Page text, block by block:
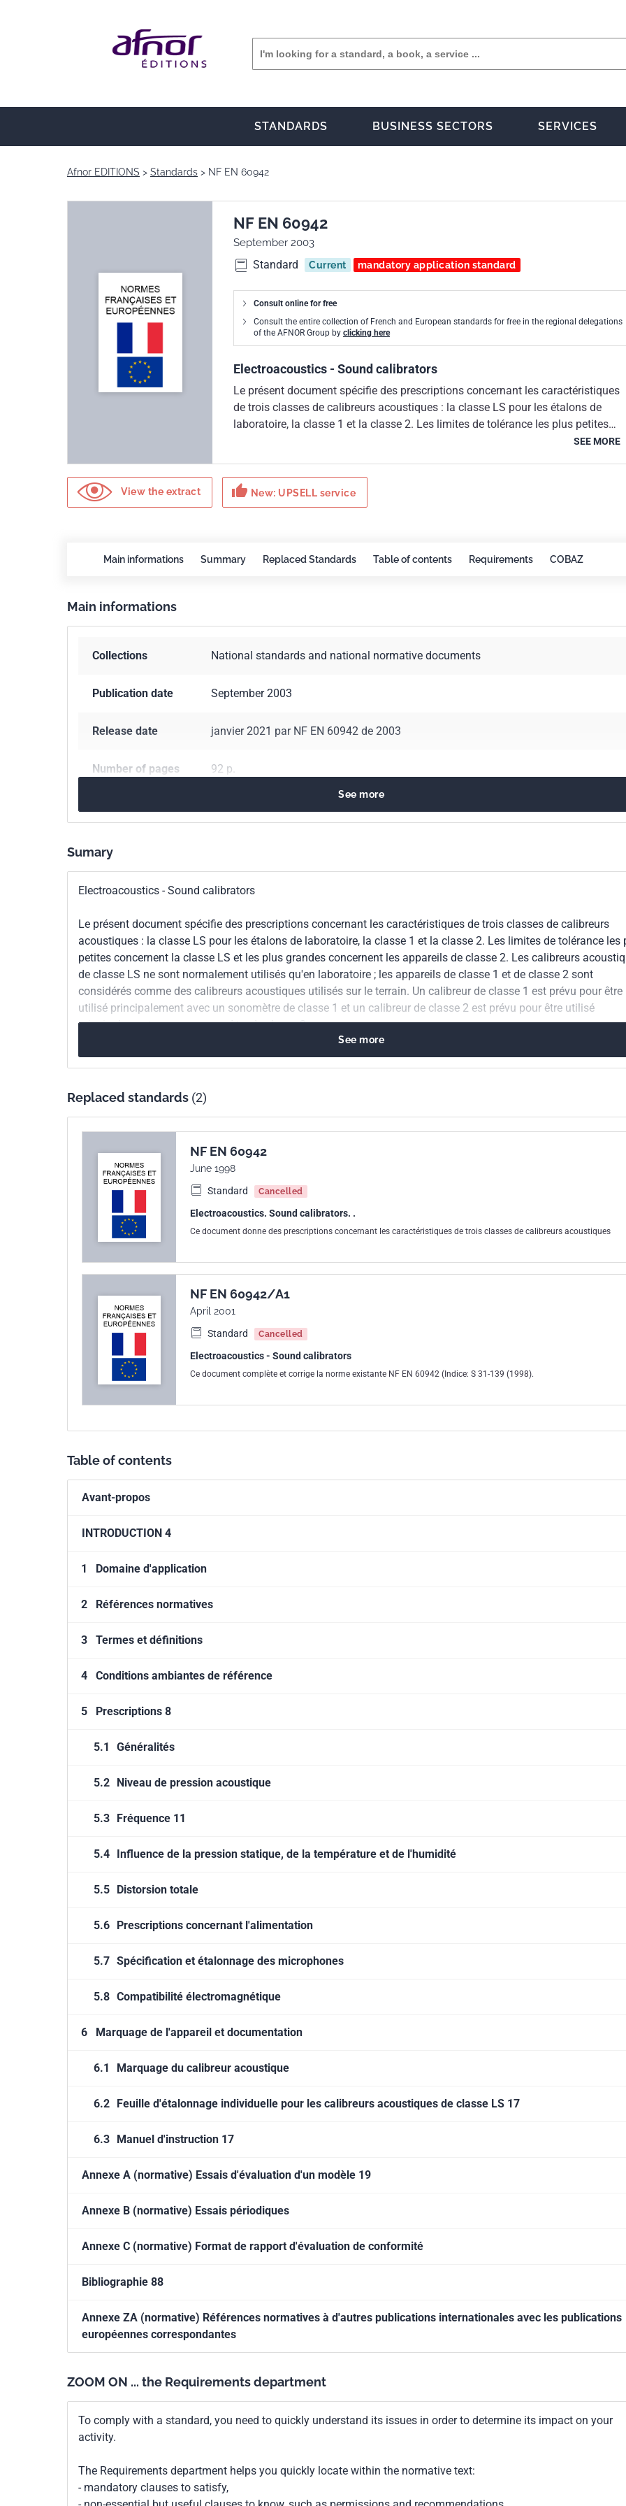
STANDARDS BUSINESS SECTORS SERVICES
Afnor EDITIONS Standards NF EN 60942
NF EN 60942
September 2003
Standard Current mandatory application standard
Consult online for free
Consult the entire collection of French and European standards for free in the regional delegations
of the AFNOR Group by clicking here
Electroacoustics - Sound calibrators
Le présent document spécifie des prescriptions concernant les caractéristiques
de trois classes de calibreurs acoustiques : la classe LS pour les étalons de
laboratoire, la classe 1 et la classe 2. Les limites de tolérance les plus petites
concernent la classe LS et les plus grandes concernent les appareils de classe
laboratoire ; les appareils de classe 1 et de classe 2 sont considérés comme des
calibreurs acoustiques utilisés sur le terrain. Un calibreur de classe 1 est prévu
pour être utilisé principalement avec un sonomètre de classe 1 et un calibreur de
SEE MORE
View the extract thumb_up New: UPSELL service
Main informations Summary Replaced Standards Table of contents Requirements COBAZ
Main informations
Collections National standards and national normative documents
Publication date September 2003
Release date janvier 2021 par NF EN 60942 de 2003
Number of pages 92 p.
Print number 1 - octobre 2003
International
kinship
IEC 60942:2003
See more
Sumary
Electroacoustics - Sound calibrators
Le présent document spécifie des prescriptions concernant les caractéristiques de trois classes de calibreurs
acoustiques : la classe LS pour les étalons de laboratoire, la classe 1 et la classe 2. Les limites de tolérance les
petites concernent la classe LS et les plus grandes concernent les appareils de classe 2. Les calibreurs
de classe LS ne sont normalement utilisés qu'en laboratoire ; les appareils de classe 1 et de classe 2 sont
considérés comme des calibreurs acoustiques utilisés sur le terrain. Un calibreur de classe 1 est prévu pour être
utilisé principalement avec un sonomètre de classe 1 et un calibreur de classe 2 est prévu pour être utilisé
principalement avec un sonomètre de classe 2.
See more
Replaced standards (2)
NF EN 60942
June 1998
Standard
Cancelled
Electroacoustics. Sound calibrators. .
Ce document donne des prescriptions concernant les caractéristiques de trois classes de calibreurs acoustiques
NF EN 60942/A1
April 2001
Standard
Cancelled
Electroacoustics - Sound calibrators
Ce document complète et corrige la norme existante NF EN 60942 (Indice: S 31-139 (1998).
Table of contents
Avant-propos
INTRODUCTION 4
1 Domaine d'application
2 Références normatives
3 Termes et définitions
4 Conditions ambiantes de référence
5 Prescriptions 8
5.1 Généralités
5.2 Niveau de pression acoustique
5.3 Fréquence 11
5.4 Influence de la pression statique, de la température et de l'humidité
5.5 Distorsion totale
5.6 Prescriptions concernant l'alimentation
5.7 Spécification et étalonnage des microphones
5.8 Compatibilité électromagnétique
6 Marquage de l'appareil et documentation
6.1 Marquage du calibreur acoustique
6.2 Feuille d'étalonnage individuelle pour les calibreurs acoustiques de classe LS 17
6.3 Manuel d'instruction 17
Annexe A (normative) Essais d'évaluation d'un modèle 19
Annexe B (normative) Essais périodiques
Annexe C (normative) Format de rapport d'évaluation de conformité
Bibliographie 88
Annexe ZA (normative) Références normatives à d'autres publications internationales avec les publications
européennes correspondantes
ZOOM ON ... the Requirements department
To comply with a standard, you need to quickly understand its issues in order to determine its impact on your
activity.
The Requirements department helps you quickly locate within the normative text:
- mandatory clauses to satisfy,